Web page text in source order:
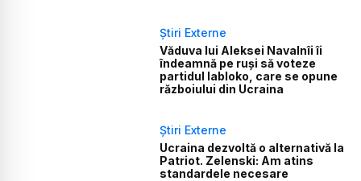
Știri Externe
Văduva lui Aleksei Navalnîi îi
îndeamnă pe ruși să voteze
partidul Iabloko, care se opune
războiului din Ucraina
Știri Externe
Ucraina dezvoltă o alternativă la
Patriot. Zelenski: Am atins
standardele necesare